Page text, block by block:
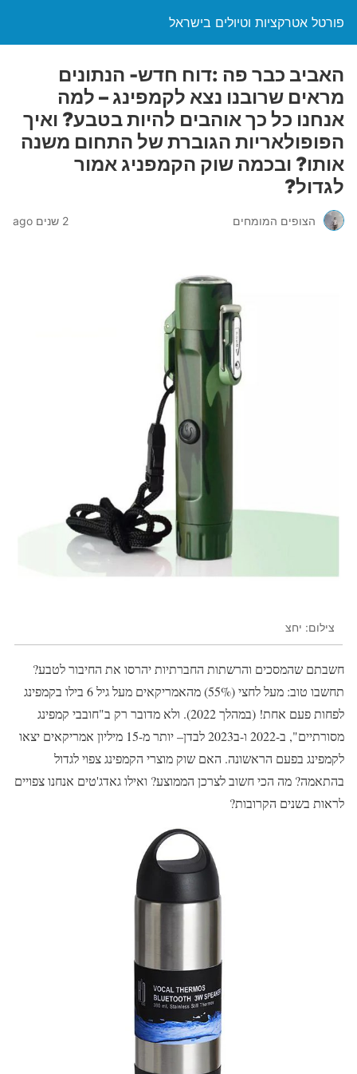
פורטל אטרקציות וטיולים בישראל
האביב כבר פה :דוח חדש- הנתונים
מראים שרובנו נצא לקמפינג – למה
אנחנו כל כך אוהבים להיות בטבע? ואיך
הפופולאריות הגוברת של התחום משנה
אותו? ובכמה שוק הקמפניג אמור
לגדול?
הצופים המומחים 2 שנים ago
צילום: יחצ
חשבתם שהמסכים והרשתות החברתיות יהרסו את החיבור לטבע?
תחשבו טוב: מעל לחצי (55%) מהאמריקאים מעל גיל 6 בילו בקמפינג
לפחות פעם אחת! (במהלך 2022). ולא מדובר רק ב"חובבי קמפינג
מסורתיים", ב-2022 ו-ב2023 לבדן– יותר מ-15 מיליון אמריקאים יצאו
לקמפינג בפעם הראשונה. האם שוק מוצרי הקמפינג צפוי לגדול
בהתאמה? מה הכי חשוב לצרכן הממוצע? ואילו גאדג'טים אנחנו צפויים
לראות בשנים הקרובות?